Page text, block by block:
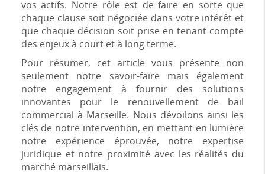
vos actifs. Notre rôle est de faire en sorte que
chaque clause soit négociée dans votre intérêt et
que chaque décision soit prise en tenant compte
des enjeux à court et à long terme.
Pour résumer, cet article vous présente non
seulement notre savoir-faire mais également
notre engagement à fournir des solutions
innovantes pour le renouvellement de bail
commercial à Marseille. Nous dévoilons ainsi les
clés de notre intervention, en mettant en lumière
notre expérience éprouvée, notre expertise
juridique et notre proximité avec les réalités du
marché marseillais.